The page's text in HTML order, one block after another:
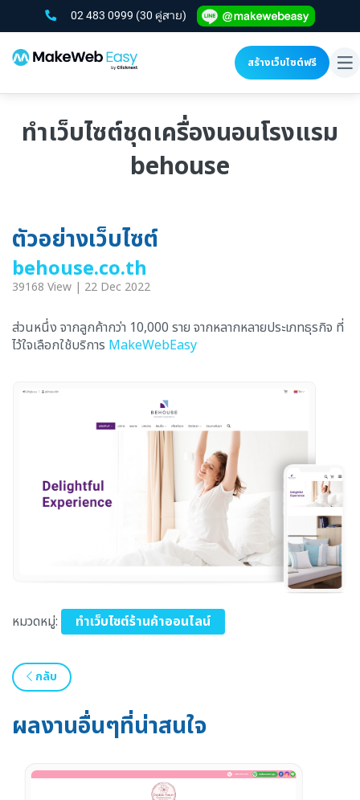
02 483 0999 (30 คู่สาย)
สร้างเว็บไซต์ฟรี
ทำเว็บไซต์ชุดเครื่องนอนโรงแรม
behouse
ตัวอย่างเว็บไซต์
behouse.co.th
39168 View | 22 Dec 2022
ส่วนหนึ่ง จากลูกค้ากว่า 10,000 ราย จากหลากหลายประเภทธุรกิจ ที่
ไว้ใจเลือกใช้บริการ MakeWebEasy
หมวดหมู่: ทำเว็บไซต์ร้านค้าออนไลน์
กลับ
ผลงานอื่นๆที่น่าสนใจ